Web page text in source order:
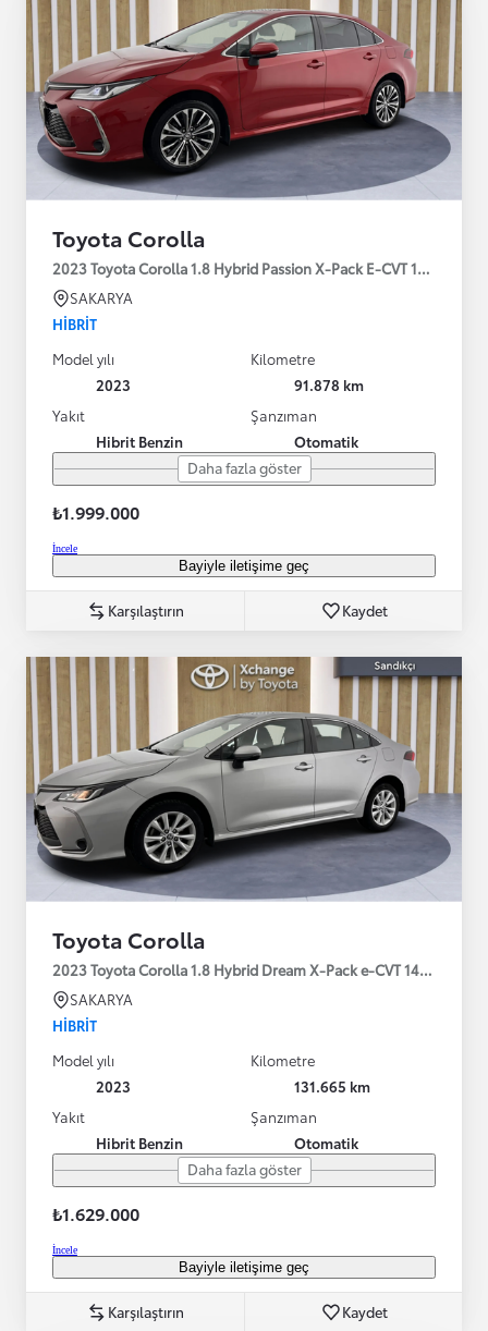
Toyota Corolla
2023 Toyota Corolla 1.8 Hybrid Passion X-Pack E-CVT 140HP
SAKARYA
HIBRIT
Model yılı
2023
Kilometre
91.878 km
Yakıt
Hibrit Benzin
Şanzıman
Otomatik
Daha fazla göster
₺1.999.000
İncele
Bayiyle iletişime geç
Karşılaştırın Kaydet
Toyota Corolla
2023 Toyota Corolla 1.8 Hybrid Dream X-Pack e-CVT 140HP
SAKARYA
HIBRIT
Model yılı
2023
Kilometre
131.665 km
Yakıt
Hibrit Benzin
Şanzıman
Otomatik
Daha fazla göster
₺1.629.000
İncele
Bayiyle iletişime geç
Karşılaştırın Kaydet